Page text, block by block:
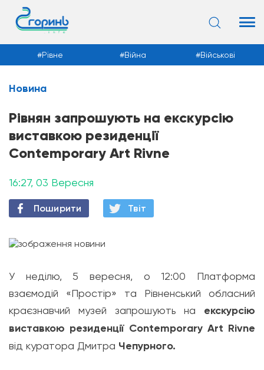
Новини
Рівне Війна Військові
Новина
Рівнян запрошують на екскурсію
виставкою резиденції
Contemporary Art Rivne
16:27, 03 Вересня
Поширити Твiт
У неділю, 5 вересня, о 12:00 Платформа
взаємодій «Простір» та Рівненський обласний
краєзнавчий музей запрошують на екскурсію
виставкою резиденції Contemporary Art Rivne
від куратора Дмитра Чепурного.